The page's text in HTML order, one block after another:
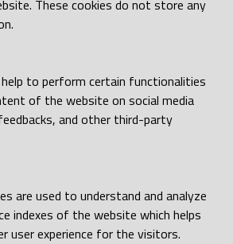
These cookies do not store any
to perform certain functionalities
of the website on social media
and other third-party
are used to understand and analyze
indexes of the website which helps
user experience for the visitors.